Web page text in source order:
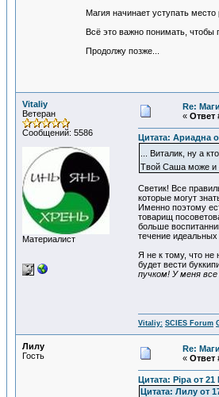
Магия начинает уступать место
Всё это важно понимать, чтобы
Продолжу позже...
Vitaliy
Ветеран
Сообщений: 5586
Материалист
Re:
« Ответ
Цитата: Ариадна
... Виталик, ну а
Твой Саша може и
Светик! Все
которые могут
Именно поэтому
товарищ
больше
течение
Я не к тому, что не
будет вести
пучком! У меня все
Vitaliy: SCIES Forum
Лилу
Гость
Re:
« Ответ
Цитата: Pipa от
Цитата: Лилу от